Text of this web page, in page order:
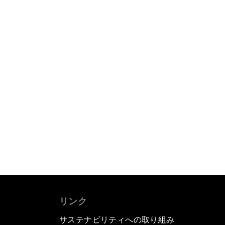
リンク
サステナビリティへの取り組み